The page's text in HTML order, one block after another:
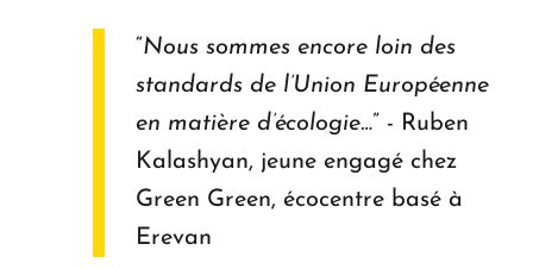
“Nous sommes encore loin des
standards de l’Union Européenne
en matière d’écologie…” - Ruben
Kalashyan, jeune engagé chez
Green Green, écocentre basé à
Erevan